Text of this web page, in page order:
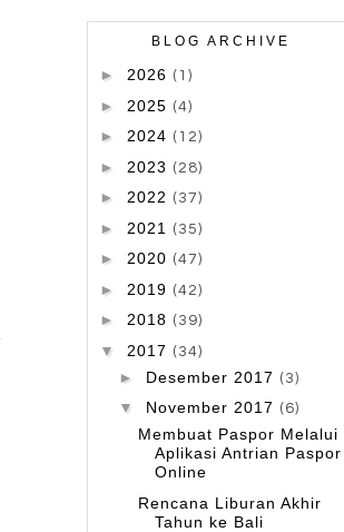
BLOG ARCHIVE
► 2026 (1)
► 2025 (4)
► 2024 (12)
► 2023 (28)
► 2022 (37)
► 2021 (35)
► 2020 (47)
► 2019 (42)
► 2018 (39)
▼ 2017 (34)
► Desember 2017 (3)
▼ November 2017 (6)
Membuat Paspor Melalui
Aplikasi Antrian Paspor
Online
Rencana Liburan Akhir
Tahun ke Bali